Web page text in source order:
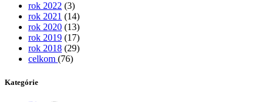
rok 2022 (3)
rok 2021 (14)
rok 2020 (13)
rok 2019 (17)
rok 2018 (29)
celkom (76)
Kategórie